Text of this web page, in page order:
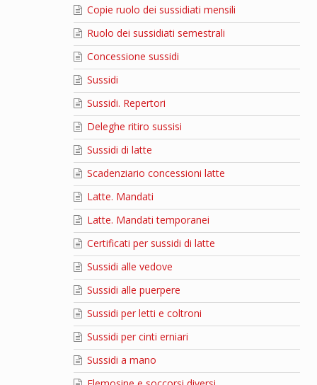
Copie ruolo dei sussidiati mensili
Ruolo dei sussidiati semestrali
Concessione sussidi
Sussidi
Sussidi. Repertori
Deleghe ritiro sussisi
Sussidi di latte
Scadenziario concessioni latte
Latte. Mandati
Latte. Mandati temporanei
Certificati per sussidi di latte
Sussidi alle vedove
Sussidi alle puerpere
Sussidi per letti e coltroni
Sussidi per cinti erniari
Sussidi a mano